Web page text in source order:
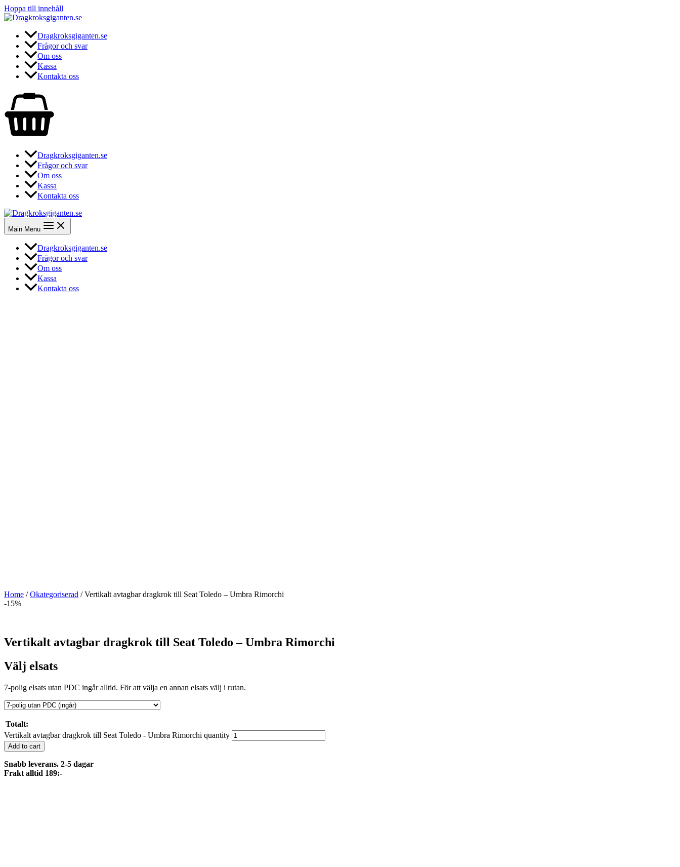
Hoppa till innehåll
Dragkroksgiganten.se
Frågor och svar
Om oss
Kassa
Kontakta oss
Dragkroksgiganten.se
Frågor och svar
Om oss
Kassa
Kontakta oss
Main Menu
Dragkroksgiganten.se
Frågor och svar
Om oss
Kassa
Kontakta oss
Home /Okategoriserad / Vertikalt avtagbar dragkrok till Seat Toledo – Umbra Rimorchi
-15%
Vertikalt avtagbar dragkrok till Seat Toledo – Umbra Rimorchi
Välj elsats
7-polig elsats utan PDC ingår alltid. För att välja en annan elsats välj i rutan.
Totalt:
Vertikalt avtagbar dragkrok till Seat Toledo - Umbra Rimorchi quantity
Add to cart
Snabb leverans. 2-5 dagar
Frakt alltid 189:-